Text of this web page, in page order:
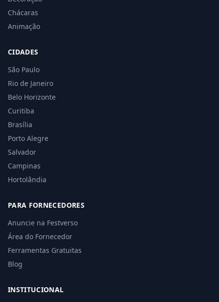
Chácaras
Animação
CIDADES
São Paulo
Rio de Janeiro
Belo Horizonte
Curitiba
Brasília
Porto Alegre
Salvador
Campinas
Hortolândia
PARA FORNECEDORES
Anuncie na Festverso
Área do Fornecedor
Ferramentas Gratuitas
Blog
INSTITUCIONAL